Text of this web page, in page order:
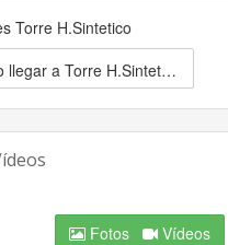
Torre H.Sintetico
Cómo llegar a Torre H.Sintetico
Fotos Vídeos